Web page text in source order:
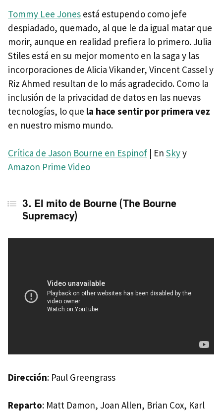
Tommy Lee Jones está estupendo como jefe
despiadado, quemado, al que le da igual matar que
morir, aunque en realidad prefiera lo primero. Julia
Stiles está en su mejor momento en la saga y las
incorporaciones de Alicia Vikander, Vincent Cassel y
Riz Ahmed resultan de lo más agradecido. Como la
inclusión de la privacidad de datos en las nuevas
tecnologías, lo que la hace sentir por primera vez
en nuestro mismo mundo.
Crítica de Jason Bourne en Espinof | En Skyy
Amazon Prime Video
3. El mito de Bourne (The Bourne
Supremacy)
Dirección: Paul Greengrass
Reparto: Matt Damon, Joan Allen, Brian Cox, Karl